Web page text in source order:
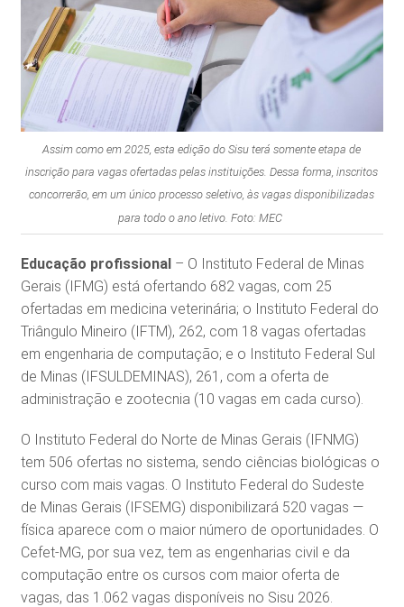
Assim como em 2025, esta edição do Sisu terá somente etapa de
inscrição para vagas ofertadas pelas instituições. Dessa forma, inscritos
concorrerão, em um único processo seletivo, às vagas disponibilizadas
para todo o ano letivo. Foto: MEC
Educação profissional– O Instituto Federal de Minas
Gerais (IFMG) está ofertando 682 vagas, com 25
ofertadas em medicina veterinária; o Instituto Federal do
Triângulo Mineiro (IFTM), 262, com 18 vagas ofertadas
em engenharia de computação; e o Instituto Federal Sul
de Minas (IFSULDEMINAS), 261, com a oferta de
administração e zootecnia (10 vagas em cada curso).
O Instituto Federal do Norte de Minas Gerais (IFNMG)
tem 506 ofertas no sistema, sendo ciências biológicas o
curso com mais vagas. O Instituto Federal do Sudeste
de Minas Gerais (IFSEMG) disponibilizará 520 vagas —
física aparece com o maior número de oportunidades. O
Cefet-MG, por sua vez, tem as engenharias civil e da
computação entre os cursos com maior oferta de
vagas, das 1.062 vagas disponíveis no Sisu 2026.